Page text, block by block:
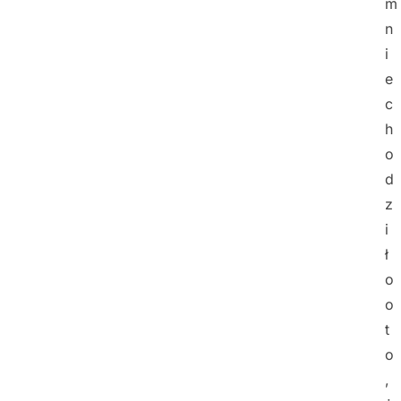
n
i
e
c
h
o
d
z
i
ł
o
o
t
o
,